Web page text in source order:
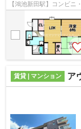
【鴻池新田駅】コンビ
賃貸 | マンション ア